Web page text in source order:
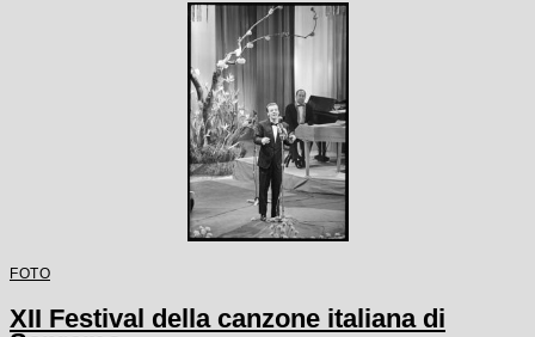
FOTO
XII Festival della canzone italiana di